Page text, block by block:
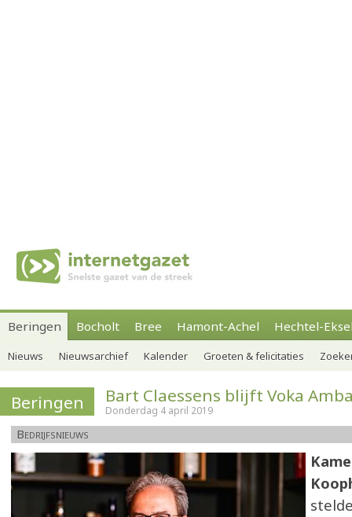
Beringen Bocholt Bree Hamont-Achel Hechtel-
Nieuws Nieuwsarchief Kalender Groeten & felicitaties
Beringen Bart Claessens blijft Voka
Donderdag 4 april 2019
Bedrijfsnieuws